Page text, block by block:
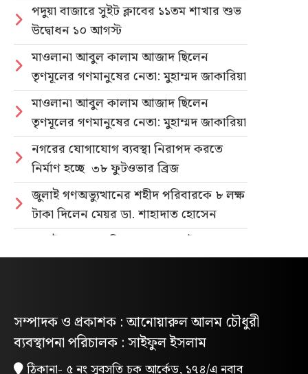
পদুয়া বাজারে সুইট ক্লাবের ১১তম শাখার শুভ
উদ্বোধন ১০ আগস্ট
মাওলানা আবুল কালাম আজাদ ছিলেন
তৃণমূলের গণমানুষের নেতা: মুহাম্মদ জাকারিয়া
মাওলানা আবুল কালাম আজাদ ছিলেন
তৃণমূলের গণমানুষের নেতা: মুহাম্মদ জাকারিয়া
নগরের যোগাযোগ ব্যবস্থা নিরাপদ করতে
নির্মাণ হচ্ছে ৩৮ ফুটওভার ব্রিজ
জুলাই গণঅভ্যুত্থানের শহীদ পরিবারকে ৮ লক্ষ
টাকা দিলেন মেয়র ডা. শাহাদাত হোসেন
জুলাই গণহত্যার বিচার ও গণভোটের গণরায়
বাস্তবায়নের দাবিতে জাতীয় ছাত্রশক্তির
পরিবেশবান্ধব ই-রিকশার লাইসেন্স
গণভোটের রায় ও জুলাই সনদ বাস্তবায়নের
সম্পাদক ও প্রকাশক : আনোয়ারুল আলম চৌধুরী
ব্যবস্থাপনা পরিচালক : সাইফুল ইসলাম
ঠিকানা- ৫ নং সুবসতি চক আর্কেড, ১৭৪/এ নবাব